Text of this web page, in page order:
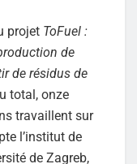
projet ToFuel :
de
de résidus de
total, onze
travaillent sur
l’institut de
de Zagreb,